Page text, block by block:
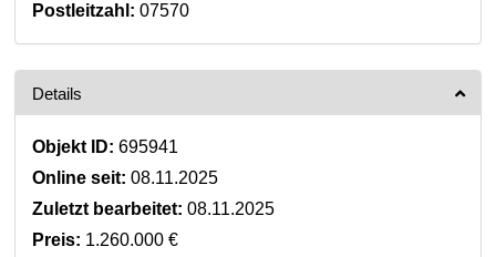
Postleitzahl: 07570
Details
Objekt ID: 695941
Online seit: 08.11.2025
Zuletzt bearbeitet: 08.11.2025
Preis: 1.260.000 €